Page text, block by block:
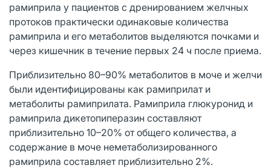
рамиприла у пациентов с дренированием желчных
протоков практически одинаковые количества
рамиприла и его метаболитов выделяются почками и
через кишечник в течение первых 24 ч после приема.
Приблизительно 80–90% метаболитов в моче и желчи
были идентифицированы как рамиприлат и
метаболиты рамиприлата. Рамиприла глюкуронид и
рамиприла дикетопиперазин составляют
приблизительно 10–20% от общего количества, а
содержание в моче неметаболизированного
рамиприла составляет приблизительно 2%.